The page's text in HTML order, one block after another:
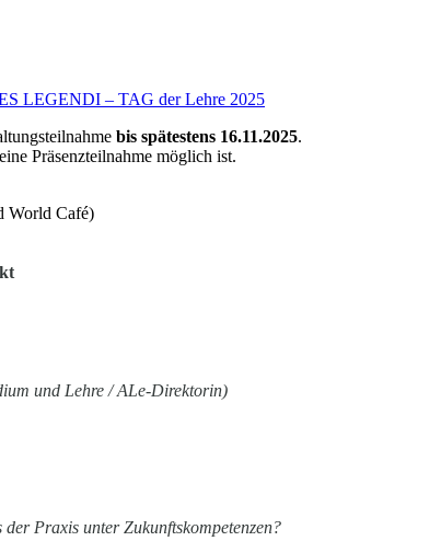
LEGENDI – TAG der Lehre 2025
bis spätestens 16.11.2025.
Präsenzteilnahme möglich ist.
World Café)
und Lehre / ALe-Direktorin)
der Praxis unter Zukunftskompetenzen?